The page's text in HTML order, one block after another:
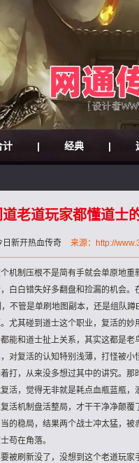
计 | 经典 |
老道玩家都懂道士
日新开热血传奇 来源：http://
机制压根不是简有手就会单原地
白白错失好多翻盘和捡漏的机会
不管是单刷地图副本，还是组队
尤其碰到道士这个职业，复活的
能和道士扯上关系，其实这都是
对复活的认知特别浅薄，打怪被
打，从来没多想过其中的讲究。
活，觉得无非就是耗点血瓶蓝瓶
活机制盘活整局，才干干净净颠
的稳局，结果两个战士冲太猛，
苟在角落。
被刷新没了，没想到这个老道玩